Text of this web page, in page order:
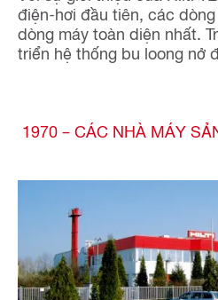
điện-hơi đầu tiên, các
dòng máy toàn diện nhất.
triển hệ thống bu loong nở
1970 – CÁC NHÀ MÁY